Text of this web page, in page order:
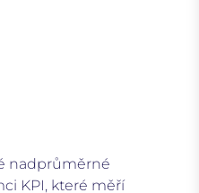
nadprůměrné
KPI, které měří